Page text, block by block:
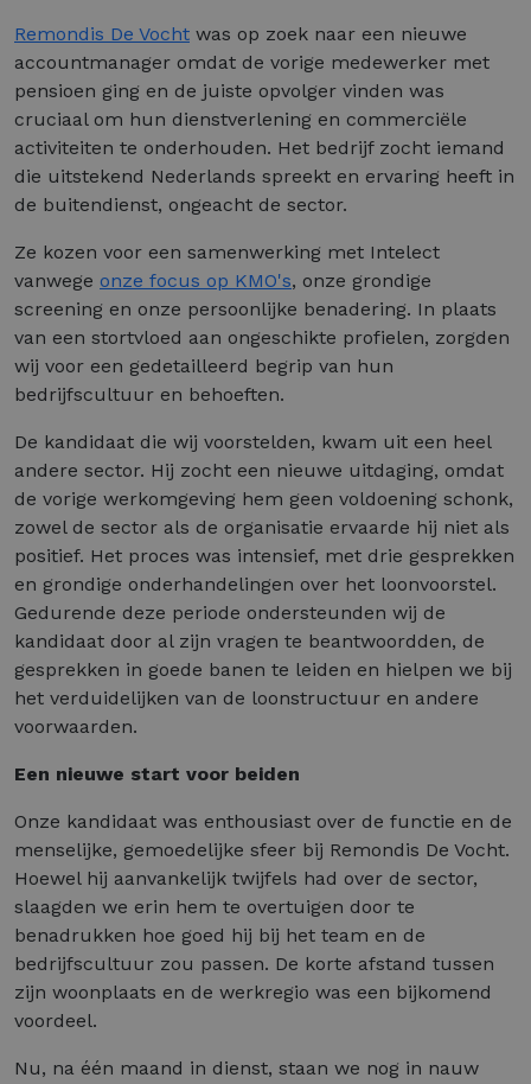
Remondis De Vocht was op zoek naar een nieuwe
accountmanager omdat de vorige medewerker met
pensioen ging en de juiste opvolger vinden was
cruciaal om hun dienstverlening en commerciële
activiteiten te onderhouden. Het bedrijf zocht iemand
die uitstekend Nederlands spreekt en ervaring heeft in
de buitendienst, ongeacht de sector.
Ze kozen voor een samenwerking met Intelect
vanwege onze focus op KMO's, onze grondige
screening en onze persoonlijke benadering. In plaats
van een stortvloed aan ongeschikte profielen, zorgden
wij voor een gedetailleerd begrip van hun
bedrijfscultuur en behoeften.
De kandidaat die wij voorstelden, kwam uit een heel
andere sector. Hij zocht een nieuwe uitdaging, omdat
de vorige werkomgeving hem geen voldoening schonk,
zowel de sector als de organisatie ervaarde hij niet als
positief. Het proces was intensief, met drie gesprekken
en grondige onderhandelingen over het loonvoorstel.
Gedurende deze periode ondersteunden wij de
kandidaat door al zijn vragen te beantwoordden, de
gesprekken in goede banen te leiden en hielpen we bij
het verduidelijken van de loonstructuur en andere
voorwaarden.
Een nieuwe start voor beiden
Onze kandidaat was enthousiast over de functie en de
menselijke, gemoedelijke sfeer bij Remondis De Vocht.
Hoewel hij aanvankelijk twijfels had over de sector,
slaagden we erin hem te overtuigen door te
benadrukken hoe goed hij bij het team en de
bedrijfscultuur zou passen. De korte afstand tussen
zijn woonplaats en de werkregio was een bijkomend
voordeel.
Nu, na één maand in dienst, staan we nog in nauw